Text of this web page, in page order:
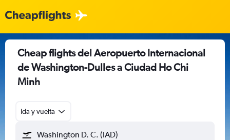
Cheap flights del Aeropuerto Internacional
de Washington-Dulles a Ciudad Ho Chi
Minh
Ida y vuelta
Washington D. C. (IAD)